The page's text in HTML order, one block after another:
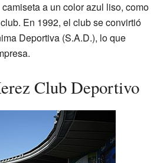
a un color azul liso, como
En 1992, el club se convirtió
Deportiva (S.A.D.), lo que
Club Deportivo